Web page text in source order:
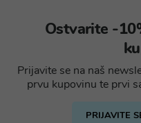
Ostvarite -
Prijavite se na naš
prvu kupovinu te prvi
PRIJAVITE